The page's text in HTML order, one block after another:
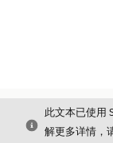
关闭
此文本已使用
解更多详情，